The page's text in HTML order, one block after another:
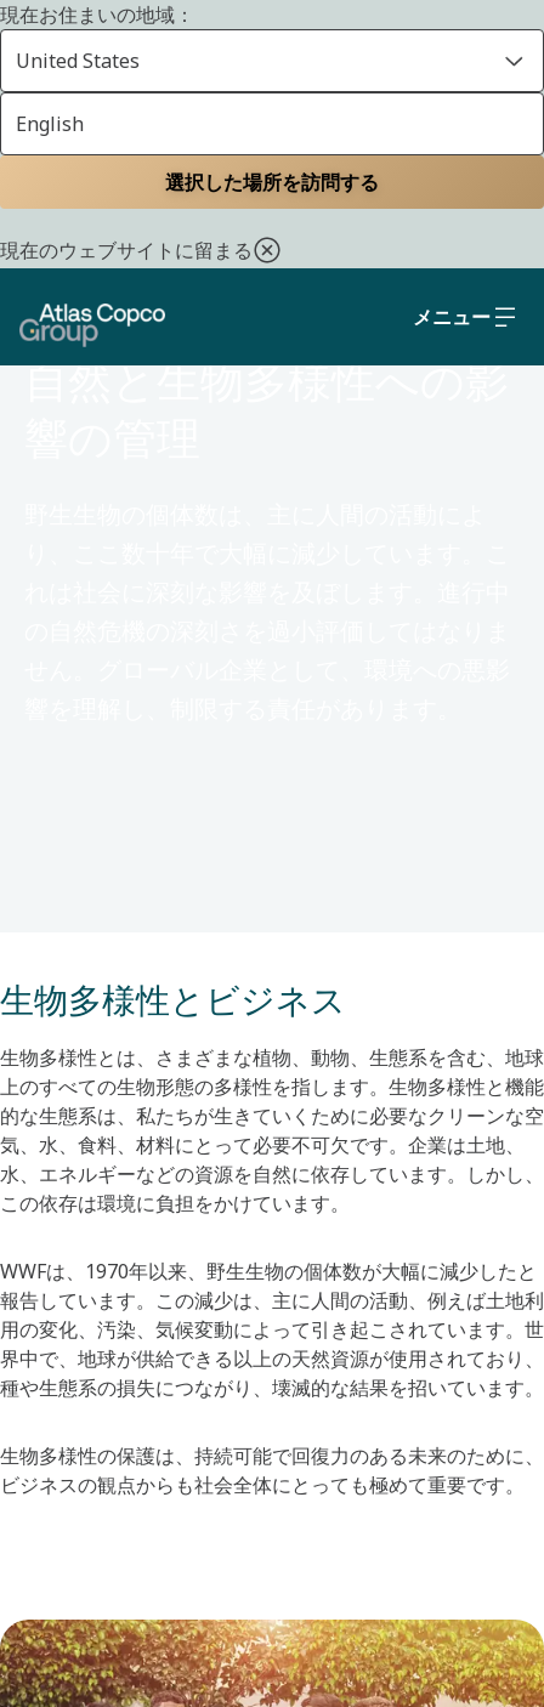
現在お住まいの地域：
United States
English
選択した場所を訪問する
現在のウェブサイトに留まる
メニュー
持続可能性（サステナビリティ）
環境
自然と生物多様性への影
生物多様性とビジネス
生物多様性とは、さまざまな植物、動物、生態系を含む、地球
上のすべての生物形態の多様性を指します。生物多様性と機能
的な生態系は、私たちが生きていくために必要なクリーンな空
気、水、食料、材料にとって必要不可欠です。企業は土地、
水、エネルギーなどの資源を自然に依存しています。しかし、
この依存は環境に負担をかけています。
WWFは、1970年以来、野生生物の個体数が大幅に減少したと
報告しています。この減少は、主に人間の活動、例えば土地利
用の変化、汚染、気候変動によって引き起こされています。世
界中で、地球が供給できる以上の天然資源が使用されており、
種や生態系の損失につながり、壊滅的な結果を招いています。
生物多様性の保護は、持続可能で回復力のある未来のために、
ビジネスの観点からも社会全体にとっても極めて重要です。